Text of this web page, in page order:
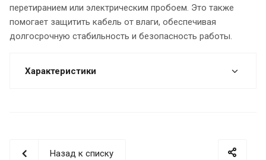
перетиранием или электрическим пробоем. Это также
помогает защитить кабель от влаги, обеспечивая
долгосрочную стабильность и безопасность работы.
Характеристики
Назад к списку